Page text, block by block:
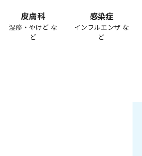
皮膚科
湿疹・やけど な
ど
感染症
インフルエンザ な
ど